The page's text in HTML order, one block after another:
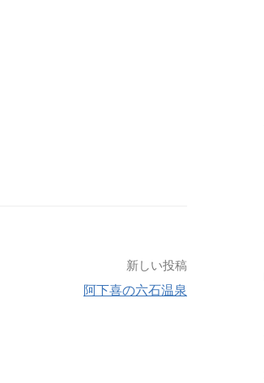
新しい投稿
阿下喜の六石温泉